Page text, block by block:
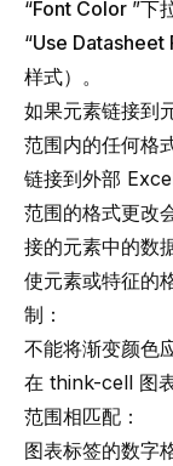
“Font Color ”下
“Use Datasheet
样式）。
如果元素链接到
范围内的任何格
链接到外部
范围的格式更改
接的元素中的数
使元素或特征的
制：
不能将渐变颜色
在 think-cell 图
范围相匹配：
图表标签的数字